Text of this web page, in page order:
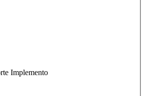
Implemento